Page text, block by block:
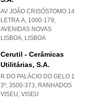
AV JOÃO CRISÓSTOMO 14
LETRA A, 1000-179,
AVENIDAS NOVAS
LISBOA, LISBOA
Cerutil - Cerâmicas
Utilitárias, S.a.
R DO PALÁCIO DO GELO 1
3º, 3500-373, RANHADOS
VISEU, VISEU